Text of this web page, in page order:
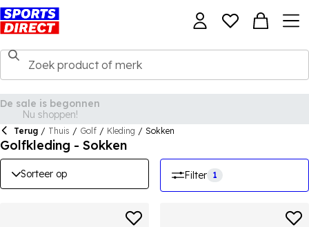
De sale is begonnen
Nu shoppen!
Terug / Thuis / Golf / Kleding / Sokken
Golfkleding - Sokken
Sorteer op Filter 1